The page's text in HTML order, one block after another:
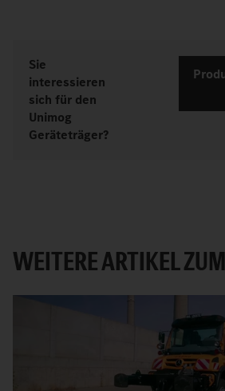
Sie
interessieren
sich für den
Unimog
Geräteträger?
WEITERE ARTIKEL